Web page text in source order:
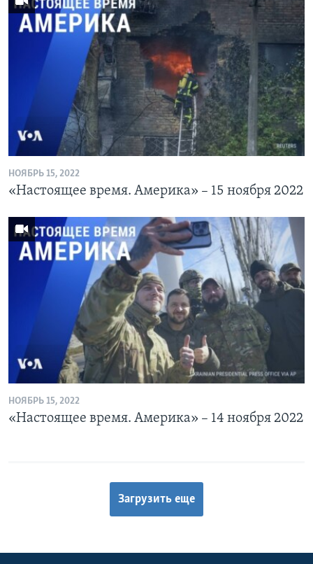
НОЯБРЬ 15, 2022
«Настоящее время. Америка» – 15 ноября 2022
НОЯБРЬ 15, 2022
«Настоящее время. Америка» – 14 ноября 2022
Загрузить еще